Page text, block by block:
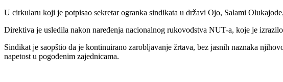
U cirkularu koji je potpisao sekretar ogranka sindikata u državi Ojo, Salami
Direktiva je usledila nakon naređenja nacionalnog rukovodstva NUT-a, koje je
Sindikat je saopštio da je kontinuirano zarobljavanje žrtava, bez jasnih naznaka
napetost u pogođenim zajednicama.